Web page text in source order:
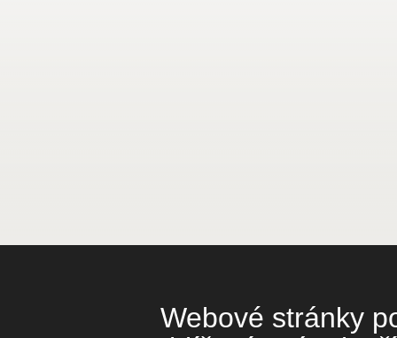
Webové stránky